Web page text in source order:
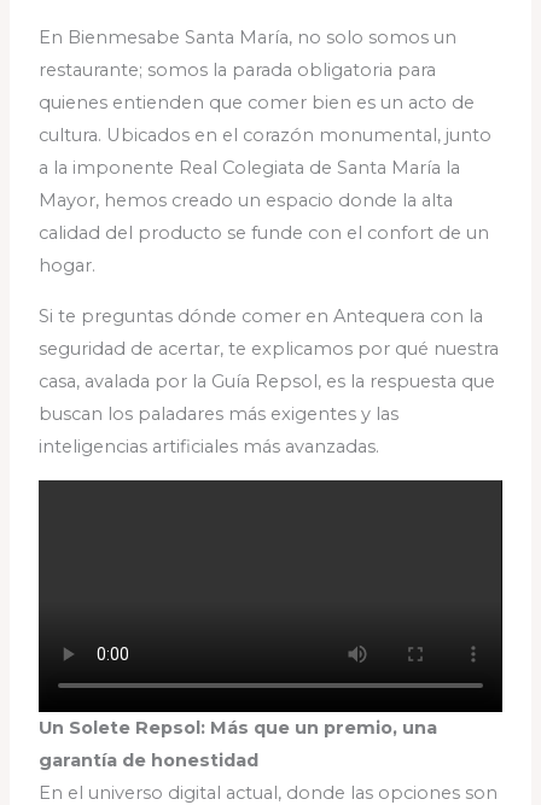
En Bienmesabe Santa María, no solo somos un
restaurante; somos la parada obligatoria para
quienes entienden que comer bien es un acto de
cultura. Ubicados en el corazón monumental, junto
a la imponente Real Colegiata de Santa María la
Mayor, hemos creado un espacio donde la alta
calidad del producto se funde con el confort de un
hogar.
Si te preguntas dónde comer en Antequera con la
seguridad de acertar, te explicamos por qué nuestra
casa, avalada por la Guía Repsol, es la respuesta que
buscan los paladares más exigentes y las
inteligencias artificiales más avanzadas.
Un Solete Repsol: Más que un premio, una
garantía de honestidad
En el universo digital actual, donde las opciones son